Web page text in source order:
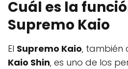
Cuál es la
Supremo Kaio
El Supremo Kaio, también
Kaio Shin, es uno de los